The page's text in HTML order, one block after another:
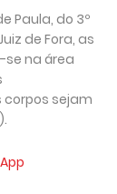
Paula, do 3º
de Fora, as
na área
corpos sejam